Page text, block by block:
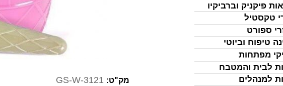
פיקניק וברביקיו
טקסטיל
ספורט
טיפוח וביוטי
מפתחות
לבית והמטבח
למנהלים
מק"ט: GS-W-3121